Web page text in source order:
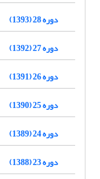
دوره 28 (1393)
دوره 27 (1392)
دوره 26 (1391)
دوره 25 (1390)
دوره 24 (1389)
دوره 23 (1388)